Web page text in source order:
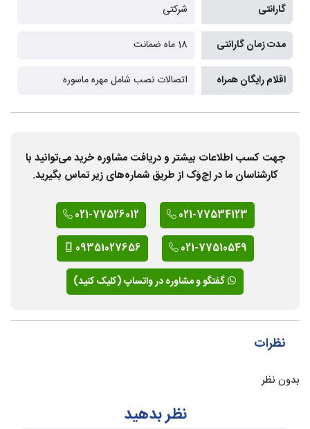
گارانتی شرکتی
مدت زمان گارانتی 18 ماه ضمانت
اقلام رایگان همراه اتصالات نصب شامل مهره ماسوره
جهت کسب اطلاعات بیشتر و دریافت مشاوره خرید می‌توانید با
کارشناسان ما در اِچ‌وَک از طریق شماره‌های زیر تماس بگیرید.
021-77534123
021-77526012
021-77510549
09351027656
گفتگو و مشاوره در واتساپ (کلیک کنید)
نظرات
بدون نظر
نظر بدهید